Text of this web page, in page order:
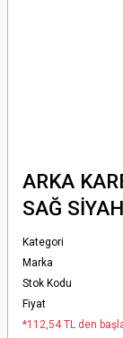
ARKA
SAĞ
Kategori
Marka
Stok Kodu
Fiyat
*112,54 TL den